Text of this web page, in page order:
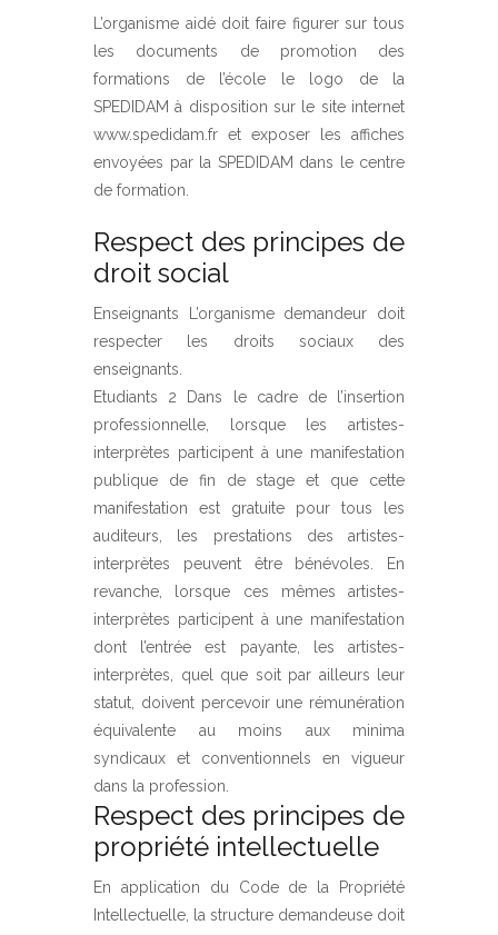
L’organisme aidé doit faire figurer sur tous
les documents de promotion des
formations de l’école le logo de la
SPEDIDAM à disposition sur le site internet
www.spedidam.fr et exposer les affiches
envoyées par la SPEDIDAM dans le centre
de formation.
Respect des principes de
droit social
Enseignants L’organisme demandeur doit
respecter les droits sociaux des
enseignants.
Etudiants 2 Dans le cadre de l’insertion
professionnelle, lorsque les artistes-
interprètes participent à une manifestation
publique de fin de stage et que cette
manifestation est gratuite pour tous les
auditeurs, les prestations des artistes-
interprètes peuvent être bénévoles. En
revanche, lorsque ces mêmes artistes-
interprètes participent à une manifestation
dont l’entrée est payante, les artistes-
interprètes, quel que soit par ailleurs leur
statut, doivent percevoir une rémunération
équivalente au moins aux minima
syndicaux et conventionnels en vigueur
dans la profession.
Respect des principes de
propriété intellectuelle
En application du Code de la Propriété
Intellectuelle, la structure demandeuse doit